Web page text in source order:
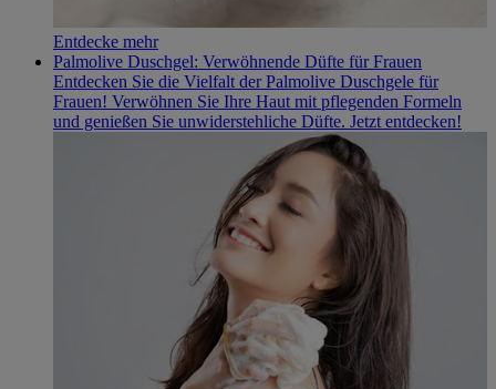
Entdecke mehr
Palmolive Duschgel: Verwöhnende Düfte für Frauen
Entdecken Sie die Vielfalt der Palmolive Duschgele für
Frauen! Verwöhnen Sie Ihre Haut mit pflegenden Formeln
und genießen Sie unwiderstehliche Düfte. Jetzt entdecken!